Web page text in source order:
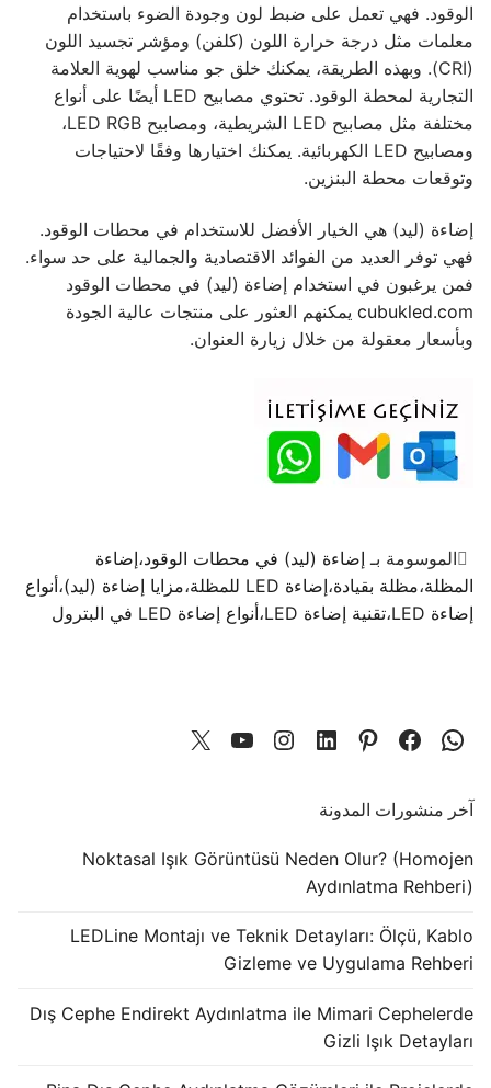
الوقود. فهي تعمل على ضبط لون وجودة الضوء باستخدام
معلمات مثل درجة حرارة اللون (كلفن) ومؤشر تجسيد اللون
(CRI). وبهذه الطريقة، يمكنك خلق جو مناسب لهوية العلامة
التجارية لمحطة الوقود. تحتوي مصابيح LED أيضًا على أنواع
مختلفة مثل مصابيح LED الشريطية، ومصابيح LED RGB،
ومصابيح LED الكهربائية. يمكنك اختيارها وفقًا لاحتياجات
وتوقعات محطة البنزين.
إضاءة (ليد) هي الخيار الأفضل للاستخدام في محطات الوقود.
فهي توفر العديد من الفوائد الاقتصادية والجمالية على حد سواء.
فمن يرغبون في استخدام إضاءة (ليد) في محطات الوقود
cubukled.com يمكنهم العثور على منتجات عالية الجودة
وبأسعار معقولة من خلال زيارة العنوان.
الموسومة بـ إضاءة (ليد) في محطات الوقود،إضاءة
المظلة،مظلة بقيادة،إضاءة LED للمظلة ،مزايا إضاءة (ليد)،أنواع
إضاءة LED
،تقنية إضاءة LED ،أنواع إضاءة LED في البترول
آخر منشورات المدونة
Noktasal Işık Görüntüsü Neden Olur? (Homojen
Aydınlatma Rehberi)
LEDLine Montajı ve Teknik Detayları: Ölçü, Kablo
Gizleme ve Uygulama Rehberi
Dış Cephe Endirekt Aydınlatma ile Mimari Cephelerde
Gizli Işık Detayları